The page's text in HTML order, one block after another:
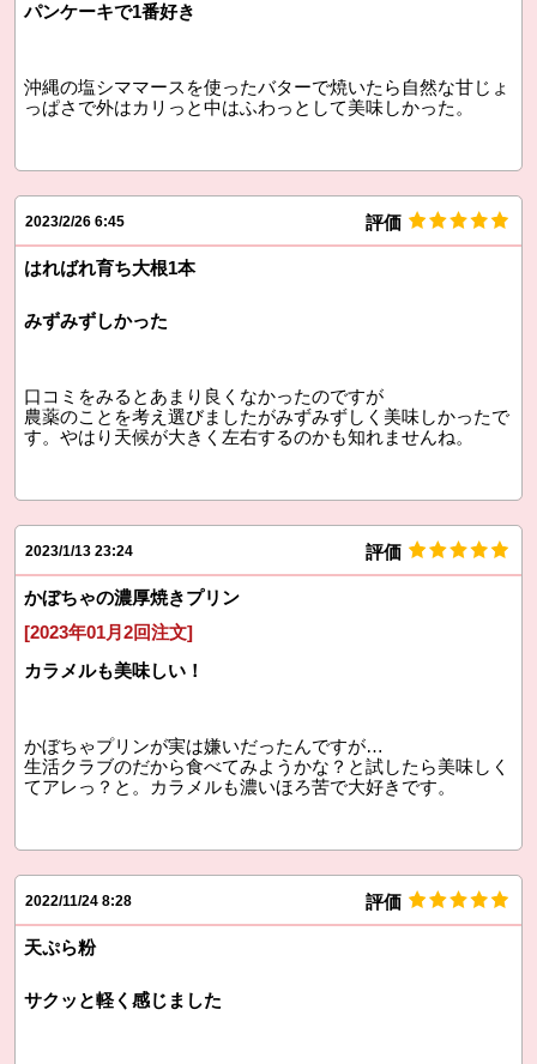
パンケーキで1番好き
沖縄の塩シママースを使ったバターで焼いたら自然な甘じょ
っぱさで外はカリっと中はふわっとして美味しかった。
2023/2/26 6:45 評価
はればれ育ち大根1本
みずみずしかった
口コミをみるとあまり良くなかったのですが
農薬のことを考え選びましたがみずみずしく美味しかったで
す。やはり天候が大きく左右するのかも知れませんね。
2023/1/13 23:24 評価
かぼちゃの濃厚焼きプリン
[2023年01月2回注文]
カラメルも美味しい！
かぼちゃプリンが実は嫌いだったんですが…
生活クラブのだから食べてみようかな？と試したら美味しく
てアレっ？と。カラメルも濃いほろ苦で大好きです。
2022/11/24 8:28 評価
天ぷら粉
サクッと軽く感じました